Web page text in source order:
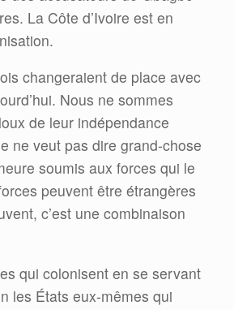
La Côte d’Ivoire est en
changeraient de place avec
Nous ne sommes
de leur indépendance
ne veut pas dire grand-chose
soumis aux forces qui le
peuvent être étrangères
c’est une combinaison
qui colonisent en se servant
les États eux-mêmes qui